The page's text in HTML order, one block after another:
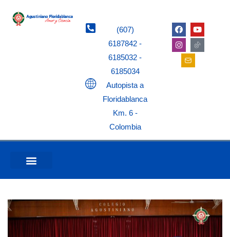
(607)
6187842 -
6185032 -
6185034
Autopista a
Floridablanca
Km. 6 -
Colombia